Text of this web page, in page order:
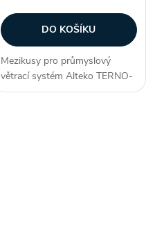
DO KOŠÍKU
Mezikusy pro průmyslový
větrací systém Alteko TERNO-
S. Vhodné pro systém řady